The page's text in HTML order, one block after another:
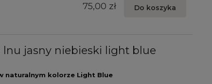
75,00 zł Do koszyka
lnu jasny niebieski light blue
naturalnym kolorze Light Blue